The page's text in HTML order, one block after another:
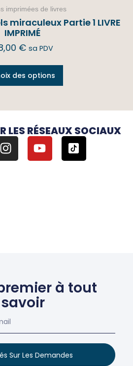
imprimées de livres
miraculeux Partie 1 LIVRE
IMPRIMÉ
€ sa PDV
des options
LES RÉSEAUX SOCIAUX
à tout
savoir
Sur Les Demandes